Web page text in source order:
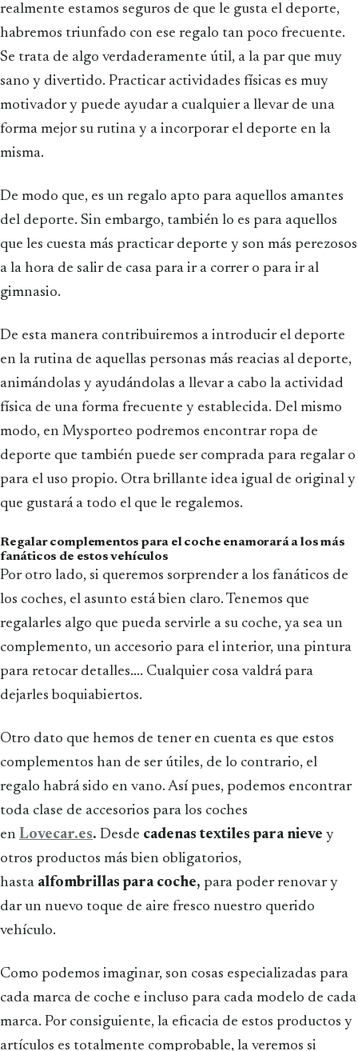
realmente estamos seguros de que le gusta el deporte,
habremos triunfado con ese regalo tan poco frecuente.
Se trata de algo verdaderamente útil, a la par que muy
sano y divertido. Practicar actividades físicas es muy
motivador y puede ayudar a cualquier a llevar de una
forma mejor su rutina y a incorporar el deporte en la
misma.
De modo que, es un regalo apto para aquellos amantes
del deporte. Sin embargo, también lo es para aquellos
que les cuesta más practicar deporte y son más perezosos
a la hora de salir de casa para ir a correr o para ir al
gimnasio.
De esta manera contribuiremos a introducir el deporte
en la rutina de aquellas personas más reacias al deporte,
animándolas y ayudándolas a llevar a cabo la actividad
física de una forma frecuente y establecida. Del mismo
modo, en Mysporteo podremos encontrar ropa de
deporte que también puede ser comprada para regalar o
para el uso propio. Otra brillante idea igual de original y
que gustará a todo el que le regalemos.
Regalar complementos para el coche enamorará a los más
fanáticos de estos vehículos
Por otro lado, si queremos sorprender a los fanáticos de
los coches, el asunto está bien claro. Tenemos que
regalarles algo que pueda servirle a su coche, ya sea un
complemento, un accesorio para el interior, una pintura
para retocar detalles.... Cualquier cosa valdrá para
dejarles boquiabiertos.
Otro dato que hemos de tener en cuenta es que estos
complementos han de ser útiles, de lo contrario, el
regalo habrá sido en vano. Así pues, podemos encontrar
toda clase de accesorios para los coches
en Lovecar.es. Desde cadenas textiles para nieve y
otros productos más bien obligatorios,
hasta alfombrillas para coche, para poder renovar y
dar un nuevo toque de aire fresco nuestro querido
vehículo.
Como podemos imaginar, son cosas especializadas para
cada marca de coche e incluso para cada modelo de cada
marca. Por consiguiente, la eficacia de estos productos y
artículos es totalmente comprobable, la veremos si